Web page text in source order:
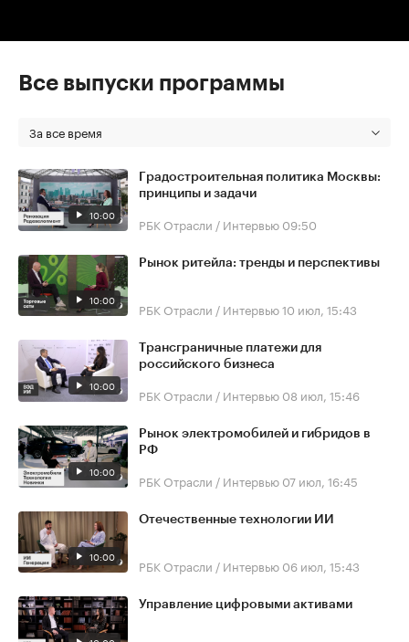
Все выпуски программы
За все время
10:00
Градостроительная политика Москвы:
принципы и задачи
РБК Отрасли / Интервью 09:50
10:00
Рынок ритейла: тренды и перспективы
РБК Отрасли / Интервью10 июл, 15:43
10:00
Трансграничные платежи для
российского бизнеса
РБК Отрасли / Интервью 08 июл, 15:46
10:00
Рынок электромобилей и гибридов в
РФ
РБК Отрасли / Интервью 07 июл, 16:45
10:00
Отечественные технологии ИИ
РБК Отрасли / Интервью 06 июл, 15:43
Управление цифровыми активами